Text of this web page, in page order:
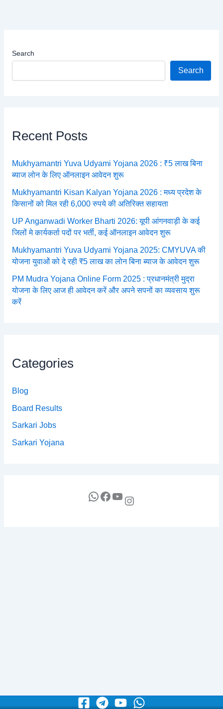
Search
Search
Recent Posts
Mukhyamantri Yuva Udyami Yojana 2026 : ₹5 लाख बिना
ब्याज लोन के लिए ऑनलाइन आवेदन शुरू
Mukhyamantri Kisan Kalyan Yojana 2026 : मध्य प्रदेश के
किसानों को मिल रही 6,000 रुपये की अतिरिक्त सहायता
UP Anganwadi Worker Bharti 2026: यूपी आंगनवाड़ी के कई
जिलों मे कार्यकर्ता पदों पर भर्ती, कई ऑनलाइन आवेदन शुरू
Mukhyamantri Yuva Udyami Yojana 2025: CMYUVA की
योजना युवाओं को दे रही ₹5 लाख का लोन बिना ब्याज के आवेदन शुरू
PM Mudra Yojana Online Form 2025 : प्रधानमंत्री मुद्रा
योजना के लिए आज ही आवेदन करें और अपने सपनों का व्यवसाय शुरू
करें
Categories
Blog
Board Results
Sarkari Jobs
Sarkari Yojana